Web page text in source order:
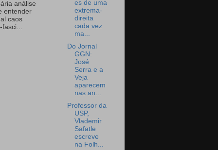
análise
entender
caos
es de uma
extrema-
direita
cada vez
ma...
Do Jornal
GGN:
José
Serra e a
Veja
aparecem
nas an...
Professor da
USP,
Vlademir
Safatle
escreve
na Folh...